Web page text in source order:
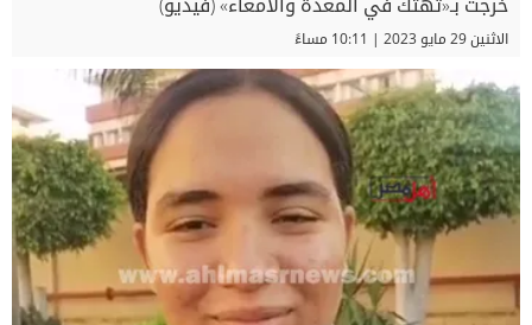
الاثنين 29 مايو 2023 | 10:11 مساءً